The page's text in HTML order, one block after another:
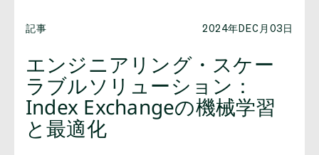
記事 2024年DEC月03日
エンジニアリング・スケー
ラブルソリューション：
Index Exchangeの機械学習
と最適化